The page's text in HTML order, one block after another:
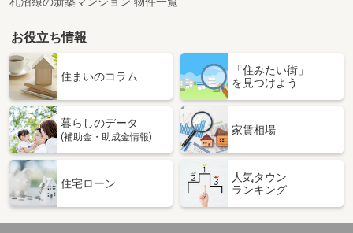
お役立ち情報
住まいのコラム
「住みたい街」
を見つけよう
暮らしのデータ
(補助金・助成金情報)
家賃相場
住宅ローン
人気タウン
ランキング